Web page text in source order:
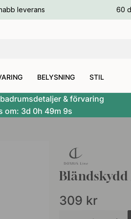
leverans 60
BELYSNING STIL
& förvaring
om: 3d 0h 49m 8s
309 kr